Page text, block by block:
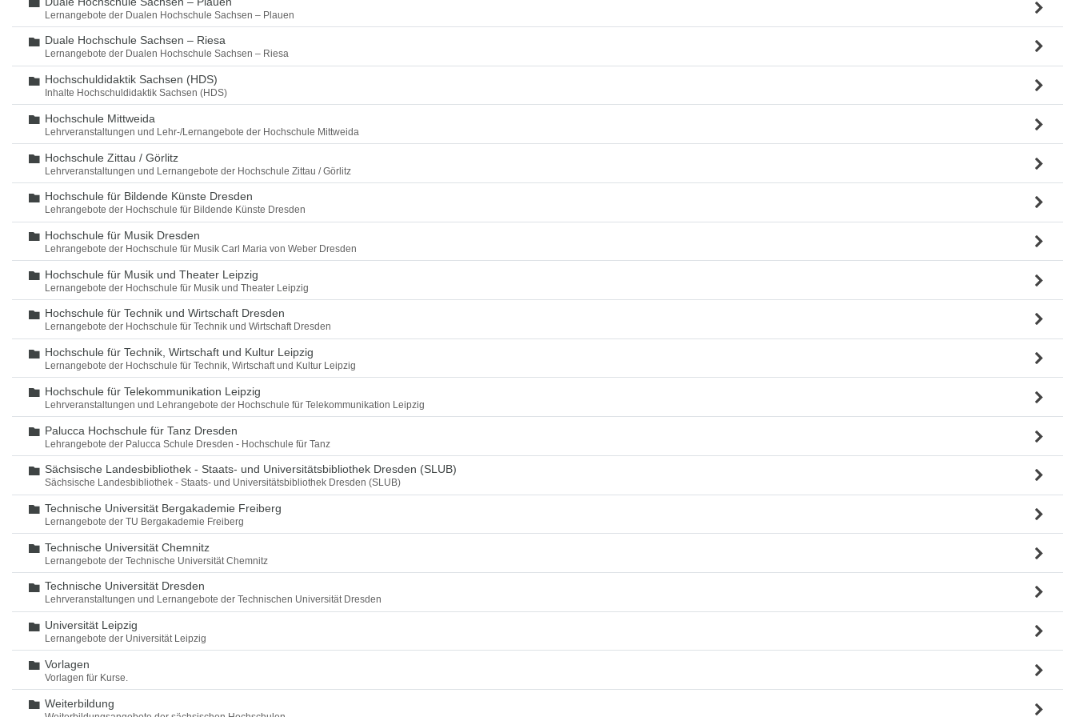
Lernangebote der Dualen Hochschule Sachsen – Plauen
Ordner
Duale Hochschule Sachsen – Riesa
Lernangebote der Dualen Hochschule Sachsen – Riesa
Ordner
Hochschuldidaktik Sachsen (HDS)
Inhalte Hochschuldidaktik Sachsen (HDS)
Ordner
Hochschule Mittweida
Lehrveranstaltungen und Lehr-/Lernangebote der Hochschule Mittweida
Ordner
Hochschule Zittau / Görlitz
Lehrveranstaltungen und Lernangebote der Hochschule Zittau / Görlitz
Ordner
Hochschule für Bildende Künste Dresden
Lehrangebote der Hochschule für Bildende Künste Dresden
Ordner
Hochschule für Musik Dresden
Lehrangebote der Hochschule für Musik Carl Maria von Weber Dresden
Ordner
Hochschule für Musik und Theater Leipzig
Lernangebote der Hochschule für Musik und Theater Leipzig
Ordner
Hochschule für Technik und Wirtschaft Dresden
Lernangebote der Hochschule für Technik und Wirtschaft Dresden
Ordner
Hochschule für Technik, Wirtschaft und Kultur Leipzig
Lernangebote der Hochschule für Technik, Wirtschaft und Kultur Leipzig
Ordner
Hochschule für Telekommunikation Leipzig
Lehrveranstaltungen und Lehrangebote der Hochschule für Telekommunikation Leipzig
Ordner
Palucca Hochschule für Tanz Dresden
Lehrangebote der Palucca Schule Dresden - Hochschule für Tanz
Ordner
Sächsische Landesbibliothek - Staats- und Universitätsbibliothek Dresden (SLUB)
Sächsische Landesbibliothek - Staats- und Universitätsbibliothek Dresden (SLUB)
Ordner
Technische Universität Bergakademie Freiberg
Lernangebote der TU Bergakademie Freiberg
Ordner
Technische Universität Chemnitz
Lernangebote der Technische Universität Chemnitz
Ordner
Technische Universität Dresden
Lehrveranstaltungen und Lernangebote der Technischen Universität Dresden
Ordner
Universität Leipzig
Lernangebote der Universität Leipzig
Ordner
Vorlagen
Vorlagen für Kurse.
Ordner
Weiterbildung